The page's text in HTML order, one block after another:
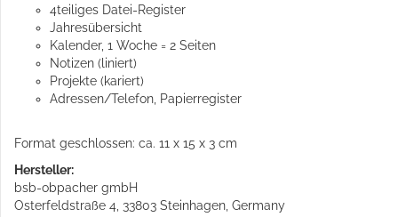
4teiliges Datei-Register
Jahresübersicht
Kalender, 1 Woche = 2 Seiten
Notizen (liniert)
Projekte (kariert)
Adressen/Telefon, Papierregister
Format geschlossen: ca. 11 x 15 x 3 cm
Hersteller:
bsb-obpacher gmbH
Osterfeldstraße 4, 33803 Steinhagen, Germany